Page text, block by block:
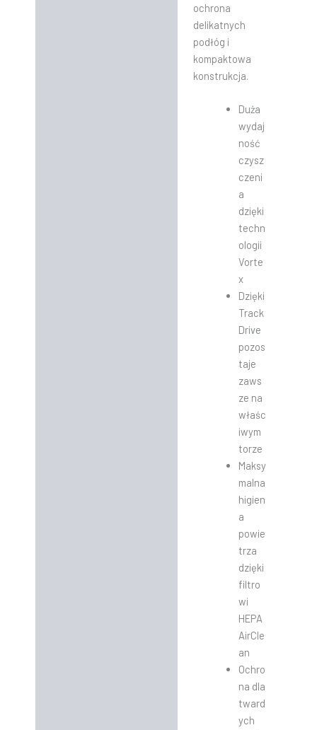
ochrona
delikatnych
podłóg i
kompaktowa
konstrukcja.
Duża
wydaj
ność
czysz
czeni
a
dzięki
techn
ologii
Vorte
x
Dzięki
Track
Drive
pozos
taje
zaws
ze na
właśc
iwym
torze
Maksy
malna
higien
a
powie
trza
dzięki
filtro
wi
HEPA
AirCle
an
Ochro
na dla
tward
ych